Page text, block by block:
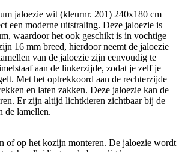
jaloezie wit (kleurnr. 201) 240x180 cm
een moderne uitstraling. Deze jaloezie is
waardoor het ook geschikt is in vochtige
16 mm breed, hierdoor neemt de jaloezie
van de jaloezie zijn eenvoudig te
aan de linkerzijde, zodat je zelf je
Met het optrekkoord aan de rechterzijde
en laten zakken. Deze jaloezie kan de
Er zijn altijd lichtkieren zichtbaar bij de
de lamellen.
of op het kozijn monteren. De jaloezie wordt